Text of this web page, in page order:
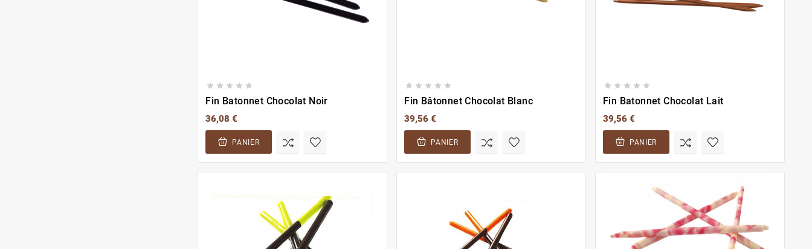
    
Fin Batonnet Chocolat Noir
36,08 €
PANIER
    
Fin Bâtonnet Chocolat Blanc
39,56 €
PANIER
    
Fin Batonnet Chocolat Lait
39,56 €
PANIER